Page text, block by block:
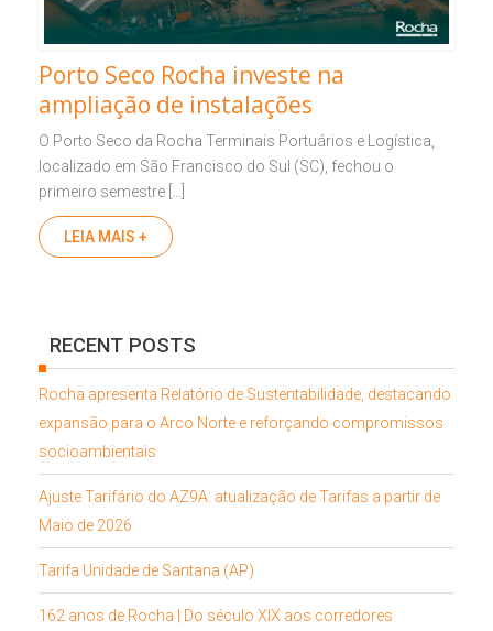
Porto Seco Rocha investe na
ampliação de instalações
O Porto Seco da Rocha Terminais Portuários e Logística,
localizado em São Francisco do Sul (SC), fechou o
primeiro semestre […]
LEIA MAIS +
RECENT POSTS
Rocha apresenta Relatório de Sustentabilidade, destacando
expansão para o Arco Norte e reforçando compromissos
socioambientais
Ajuste Tarifário do AZ9A: atualização de Tarifas a partir de
Maio de 2026
Tarifa Unidade de Santana (AP)
162 anos de Rocha | Do século XIX aos corredores